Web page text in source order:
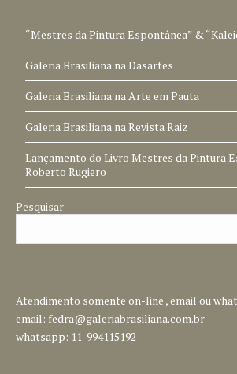
“Mestres da Pintura Espontânea” &
Galeria Brasiliana na Dasartes
Galeria Brasiliana na Arte em Pauta
Galeria Brasiliana na Revista Raiz
Lançamento do Livro Mestres da Pintura
Roberto Rugiero
Pesquisar
Atendimento somente on-line , email ou
email: fedra@galeriabrasiliana.com.br
whatsapp: 11-994115192